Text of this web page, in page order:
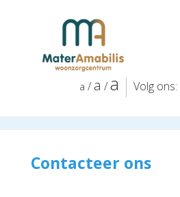
a / a /a Volg ons:
Contacteer ons